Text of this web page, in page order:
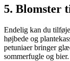
5. Blomster
Endelig kan du
højbede og
petuniaer bringer
sommerfugle og bier.